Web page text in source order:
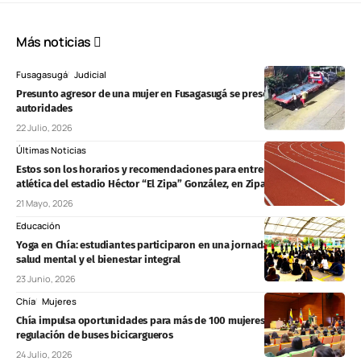
Más noticias
Fusagasugá Judicial
Presunto agresor de una mujer en Fusagasugá se presentó ante las
autoridades
22 Julio, 2026
Últimas Noticias
Estos son los horarios y recomendaciones para entrenar en la pista
atlética del estadio Héctor “El Zipa” González, en Zipaquirá
21 Mayo, 2026
Educación
Yoga en Chía: estudiantes participaron en una jornada enfocada en la
salud mental y el bienestar integral
23 Junio, 2026
Chía Mujeres
Chía impulsa oportunidades para más de 100 mujeres y promueve la
regulación de buses bicicargueros
24 Julio, 2026